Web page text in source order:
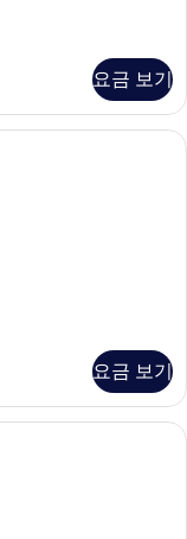
요금 보기
위트 | 객실 내 금고, 암막
요금 보기